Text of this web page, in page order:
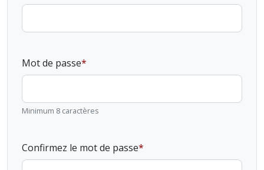
Mot de passe
Minimum 8 caractères
Confirmez le mot de passe